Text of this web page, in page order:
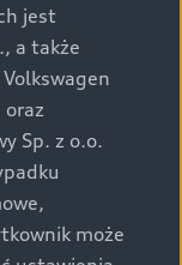
zdjęcia
dostępne
i
sprzedaży, a
informacje
dzień ich
jest
a także
oraz
Sp. z o.o.
może